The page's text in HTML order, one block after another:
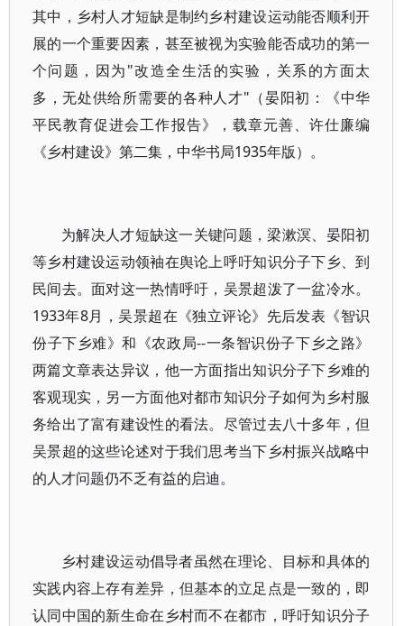
其中，乡村人才短缺是制约乡村建设运动能否顺利开
展的一个重要因素，甚至被视为实验能否成功的第一
个问题，因为"改造全生活的实验，关系的方面太
多，无处供给所需要的各种人才"（晏阳初：《中华
平民教育促进会工作报告》，载章元善、许仕廉编
《乡村建设》第二集，中华书局1935年版）。
为解决人才短缺这一关键问题，梁漱溟、晏阳初
等乡村建设运动领袖在舆论上呼吁知识分子下乡、到
民间去。面对这一热情呼吁，吴景超泼了一盆冷水。
1933年8月，吴景超在《独立评论》先后发表《智识
份子下乡难》和《农政局--一条智识份子下乡之路》
两篇文章表达异议，他一方面指出知识分子下乡难的
客观现实，另一方面他对都市知识分子如何为乡村服
务给出了富有建设性的看法。尽管过去八十多年，但
吴景超的这些论述对于我们思考当下乡村振兴战略中
的人才问题仍不乏有益的启迪。
乡村建设运动倡导者虽然在理论、目标和具体的
实践内容上存有差异，但基本的立足点是一致的，即
认同中国的新生命在乡村而不在都市，呼吁知识分子